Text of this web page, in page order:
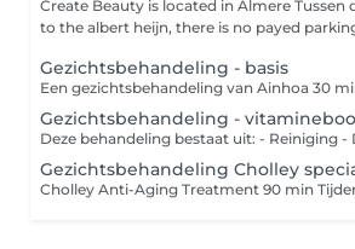
Create Beauty is located in Almere Tussen
Gezichtsbehandeling - basis
Gezichtsbehandeling -
Gezichtsbehandeling Cholley